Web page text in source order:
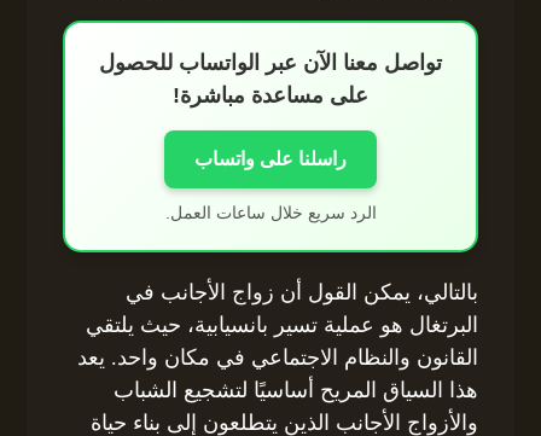
تواصل معنا الآن عبر الواتساب للحصول
على مساعدة مباشرة!
راسلنا على واتساب
الرد سريع خلال ساعات العمل.
بالتالي، يمكن القول أن زواج الأجانب في
البرتغال هو عملية تسير بانسيابية، حيث يلتقي
القانون والنظام الاجتماعي في مكان واحد. يعد
هذا السياق المريح أساسيًا لتشجيع الشباب
والأزواج الأجانب الذين يتطلعون إلى بناء حياة